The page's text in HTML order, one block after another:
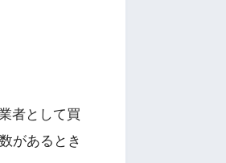
者として買
があるとき